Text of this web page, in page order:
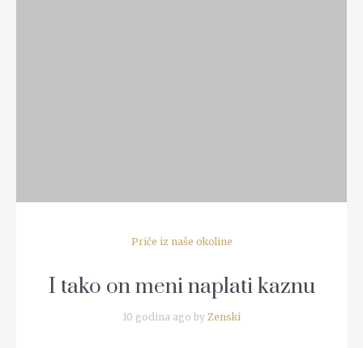
Priče iz naše okoline
I tako on meni naplati kaznu
10 godina ago by Zenski